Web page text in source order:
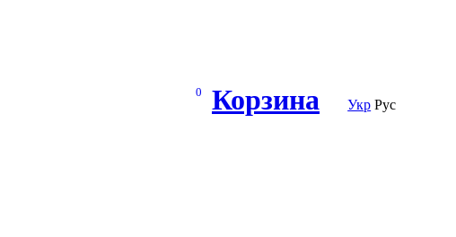
Корзина
0
Укр Рус